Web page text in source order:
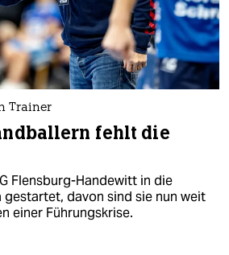
Trainer
fehlt die
Flensburg-Handewitt in die
gestartet, davon sind sie nun weit
einer Führungskrise.